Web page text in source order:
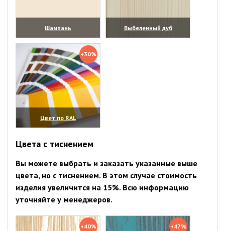
Шампань
(увеличить)
Выбеленный дуб
(увеличить)
+30%
Цвет по RAL
(увеличить)
Цвета с тиснением
Вы можете выбрать и заказать указанные выше
цвета, но с тиснением. В этом случае стоимость
изделия увеличится на 15%. Всю информацию
уточняйте у менеджеров.
+40% +47%